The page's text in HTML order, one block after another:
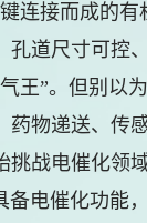
连接而成的有
道尺寸可控
王”。但别以
药物递送、传
战电催化领
备电催化功能